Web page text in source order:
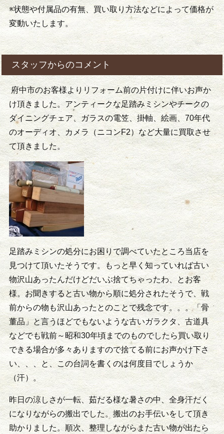
※状態や付属品の有無、買い取り方法などによって価格が
変動いたします。
スタッフからのコメント
府中市のお客様よりリフォーム前の片付けに伴いお声か
け頂きました。アンティークな足踏みミシンやチークの
ダイニングチェア、ガラスの電笠、掛軸、絵画、70年代
のオーディオ、カメラ（ニコンF2）など大量に買取させ
て頂きました。
足踏みミシンの処分にお困りで調べていたところ当店を
見つけて頂いたそうです。もっと早く知っていれば古い
物沢山あったんだけどだいぶ捨てちゃったわ、とお客
様。お聞きすると古い物から順に処分されたそうで、戦
前からの物も沢山あったとのことで残念です。。。「骨
董品」と言うほどでもないような古いガラクタ、古道具
などでも戦前～昭和30年頃までのものでしたら買い取り
できる場合が多々ありますので捨てる前にお声かけ下さ
い、、、と、この台詞を書くのは何度目でしょうか
（汗）。
昨日の涼しさが一転、茹だる様な暑さの中、全身汗だく
になりながらの搬出でした。搬出のお手伝いをして頂き
助かりました。順次、整理しながらまた古い物が出たら